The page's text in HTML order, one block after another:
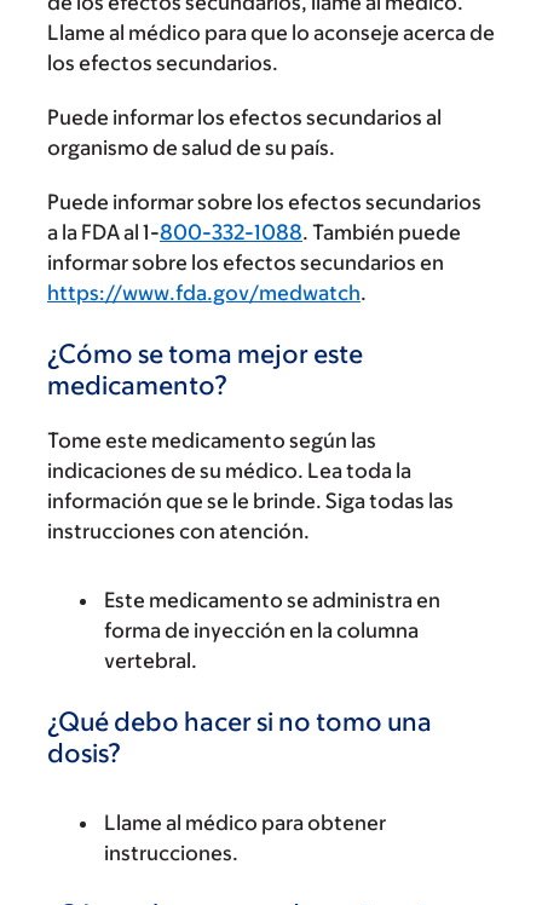
Llame al médico para que lo aconseje acerca de
los efectos secundarios.
Puede informar los efectos secundarios al
organismo de salud de su país.
Puede informar sobre los efectos secundarios
a la FDA al 1-800-332-1088. También puede
informar sobre los efectos secundarios en
https://www.fda.gov/medwatch.
¿Cómo se toma mejor este
medicamento?
Tome este medicamento según las
indicaciones de su médico. Lea toda la
información que se le brinde. Siga todas las
instrucciones con atención.
Este medicamento se administra en
forma de inyección en la columna
vertebral.
¿Qué debo hacer si no tomo una
dosis?
Llame al médico para obtener
instrucciones.